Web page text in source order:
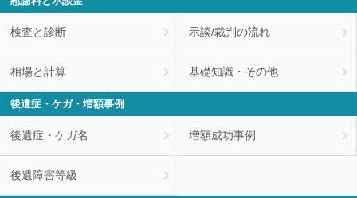
検査と診断 示談/裁判の流れ
相場と計算 基礎知識・その他
後遺症・ケガ・増額事例
後遺症・ケガ名 増額成功事例
後遺障害等級